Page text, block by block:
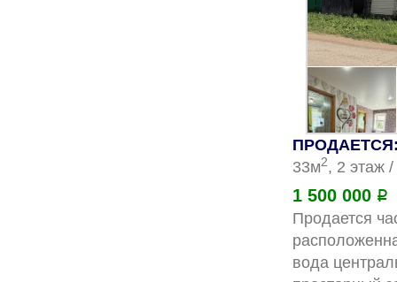
ПРОДАЕТСЯ:
33м2, 2 этаж
1 500 000 Р
Продается
вода